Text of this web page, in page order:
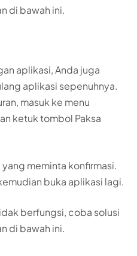
di bawah ini.
aplikasi, Anda juga
aplikasi sepenuhnya.
masuk ke menu
ketuk tombol Paksa
meminta konfirmasi.
buka aplikasi lagi.
berfungsi, coba solusi
di bawah ini.